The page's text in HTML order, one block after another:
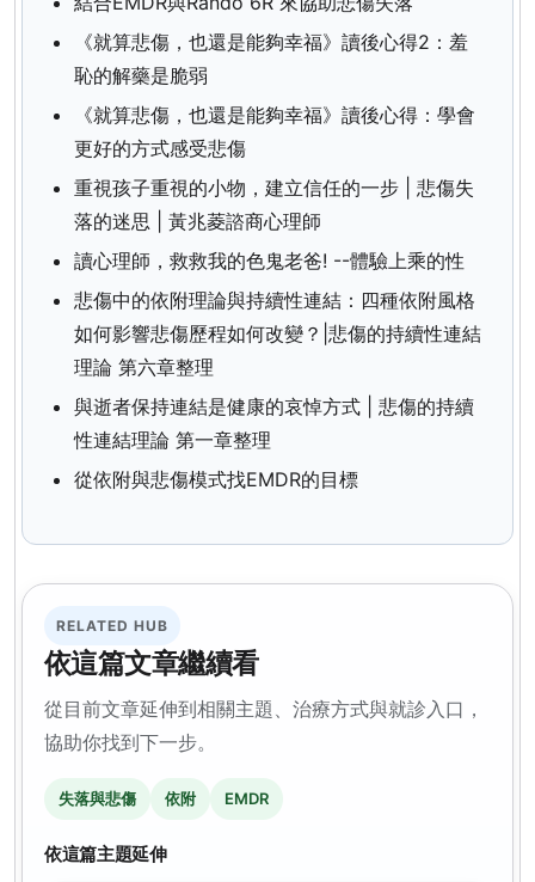
《就算悲傷，也還是能夠幸福》讀後心得2：羞
恥的解藥是脆弱
《就算悲傷，也還是能夠幸福》讀後心得：學會
更好的方式感受悲傷
重視孩子重視的小物，建立信任的一步 | 悲傷失
落的迷思 | 黃兆菱諮商心理師
讀心理師，救救我的色鬼老爸! --體驗上乘的性
悲傷中的依附理論與持續性連結：四種依附風格
如何影響悲傷歷程如何改變？|悲傷的持續性連結
理論 第六章整理
與逝者保持連結是健康的哀悼方式 | 悲傷的持續
性連結理論 第一章整理
從依附與悲傷模式找EMDR的目標
RELATED HUB
依這篇文章繼續看
從目前文章延伸到相關主題、治療方式與就診入口，
協助你找到下一步。
失落與悲傷 依附 EMDR
依這篇主題延伸